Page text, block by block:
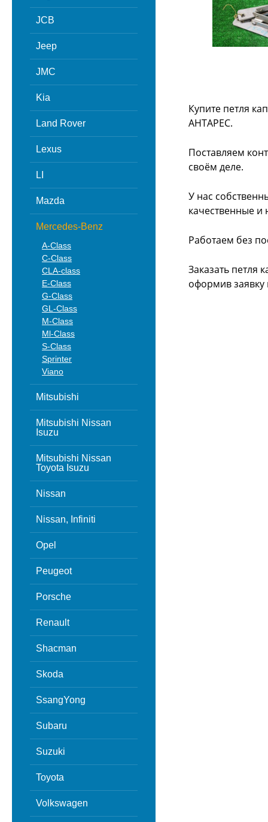
JCB
Jeep
JMC
Kia
Land Rover
Lexus
LI
Mazda
Mercedes-Benz
A-Class
C-Class
CLA-class
E-Class
G-Class
GL-Class
M-Class
Ml-Class
S-Class
Sprinter
Viano
Mitsubishi
Mitsubishi Nissan
Isuzu
Mitsubishi Nissan
Toyota Isuzu
Nissan
Nissan, Infiniti
Opel
Peugeot
Porsche
Renault
Shacman
Skoda
SsangYong
Subaru
Suzuki
Toyota
Volkswagen
Купите петля
АНТАРЕС.
Поставляем
своём деле.
У нас
качественные и
Работаем без
Заказать петля
оформив заявку